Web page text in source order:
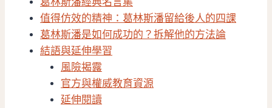
值得仿效的精神：葛林斯潘留給後人的四課
葛林斯潘是如何成功的？拆解他的方法論
結語與延伸學習
風險揭露
官方與權威教育資源
延伸閱讀